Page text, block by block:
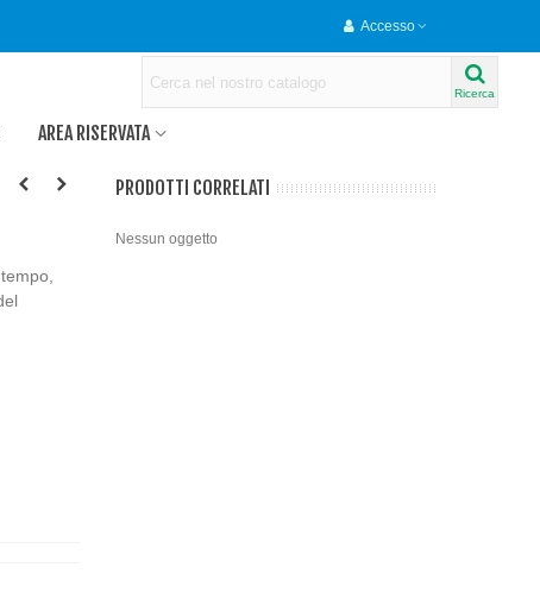
Accesso
Ricerca
AREA RISERVATA
PRODOTTI CORRELATI
Nessun oggetto